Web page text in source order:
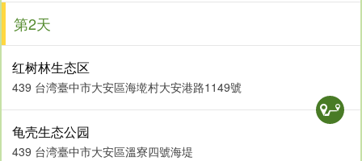
第2天
红树林生态区
439 台湾臺中市大安區海墘村大安港路1149號
龟壳生态公园
439 台湾臺中市大安區溫寮四號海堤